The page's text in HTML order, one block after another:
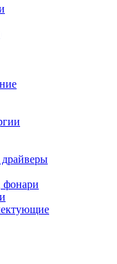
фонари